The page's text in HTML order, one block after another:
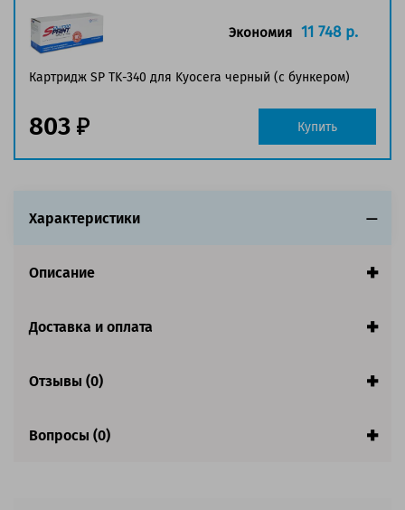
Вид товара:
Оригинальность:
Оригинальный
Цвет:Черный
Ресурс:12 000 страниц формата А4 при 5%
Совместим с аппаратами
Картридж SP TK-340 для Kyocera черный (с бункером)
Экономия 11 748 р.
803 Купить
Характеристики
Описание
Доставка и оплата
Отзывы (0)
Вопросы (0)